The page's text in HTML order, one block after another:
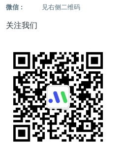
微信 : 见右侧二维码
关注我们